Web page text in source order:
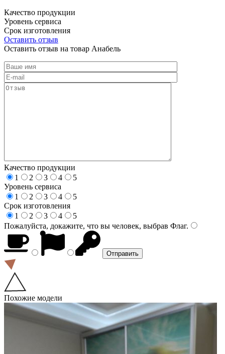
Качество продукции
Уровень сервиса
Срок изготовления
Оставить отзыв
Оставить отзыв на товар Анабель
Качество продукции
1
2 3 4
5
Уровень сервиса
1
2 3 4
5
Срок изготовления
1
2 3 4
5
Пожалуйста, докажите, что вы человек, выбрав Флаг.
Похожие модели